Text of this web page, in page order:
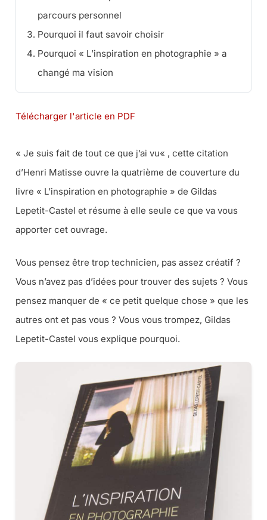
parcours personnel
Pourquoi il faut savoir choisir
Pourquoi « L’inspiration en photographie » a
changé ma vision
Télécharger l'article en PDF
« Je suis fait de tout ce que j’ai vu« , cette citation
d’Henri Matisse ouvre la quatrième de couverture du
livre « L’inspiration en photographie » de Gildas
Lepetit-Castel et résume à elle seule ce que va vous
apporter cet ouvrage.
Vous pensez être trop technicien, pas assez créatif ?
Vous n’avez pas d’idées pour trouver des sujets ? Vous
pensez manquer de « ce petit quelque chose » que les
autres ont et pas vous ? Vous vous trompez, Gildas
Lepetit-Castel vous explique pourquoi.